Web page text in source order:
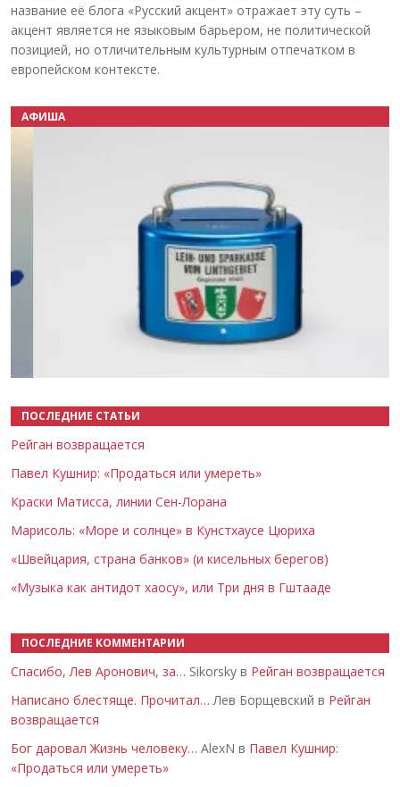
название её блога «Русский акцент» отражает эту суть –
акцент является не языковым барьером, не политической
позицией, но отличительным культурным отпечатком в
европейском контексте.
АФИША
ПОСЛЕДНИЕ СТАТЬИ
Рейган возвращается
Павел Кушнир: «Продаться или умереть»
Краски Матисса, линии Сен-Лорана
Марисоль: «Море и солнце» в Кунстхаусе Цюриха
«Швейцария, страна банков» (и кисельных берегов)
«Музыка как антидот хаосу», или Три дня в Гштааде
ПОСЛЕДНИЕ КОММЕНТАРИИ
Спасибо, Лев Аронович, за… Sikorsky в Рейган возвращается
Написано блестяще. Прочитал… Лев Борщевский в Рейган
возвращается
Бог даровал Жизнь человеку… AlexN в Павел Кушнир:
«Продаться или умереть»